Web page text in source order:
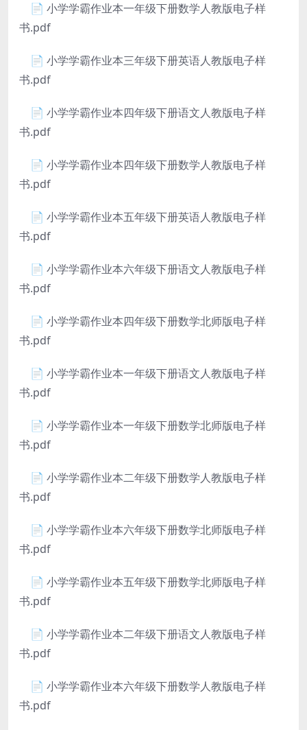
📄 小学学霸作业本一年级下册数学人教版电子样
书.pdf
📄 小学学霸作业本三年级下册英语人教版电子样
书.pdf
📄 小学学霸作业本四年级下册语文人教版电子样
书.pdf
📄 小学学霸作业本四年级下册数学人教版电子样
书.pdf
📄 小学学霸作业本五年级下册英语人教版电子样
书.pdf
📄 小学学霸作业本六年级下册语文人教版电子样
书.pdf
📄 小学学霸作业本四年级下册数学北师版电子样
书.pdf
📄 小学学霸作业本一年级下册语文人教版电子样
书.pdf
📄 小学学霸作业本一年级下册数学北师版电子样
书.pdf
📄 小学学霸作业本二年级下册数学人教版电子样
书.pdf
📄 小学学霸作业本六年级下册数学北师版电子样
书.pdf
📄 小学学霸作业本五年级下册数学北师版电子样
书.pdf
📄 小学学霸作业本二年级下册语文人教版电子样
书.pdf
📄 小学学霸作业本六年级下册数学人教版电子样
书.pdf